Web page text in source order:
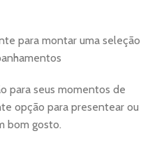
para montar uma seleção
para seus momentos de
opção para presentear ou
bom gosto.